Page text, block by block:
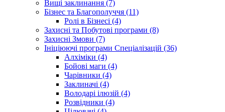
Вищі заклинання (7)
Бізнес та Благополуччя (11)
Ролі в Бізнесі (4)
Захисні та Побутові програми (8)
Захисні Змови (7)
Ініціюючі програми Спеціалізацій (36)
Алхіміки (4)
Бойові маги (4)
Чарівники (4)
Заклиначі (4)
Володарі ілюзій (4)
Розвідники (4)